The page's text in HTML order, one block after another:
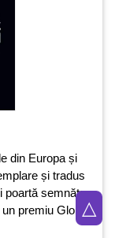
din Europa și
și tradus
poartă semnătura
premiu Globul△